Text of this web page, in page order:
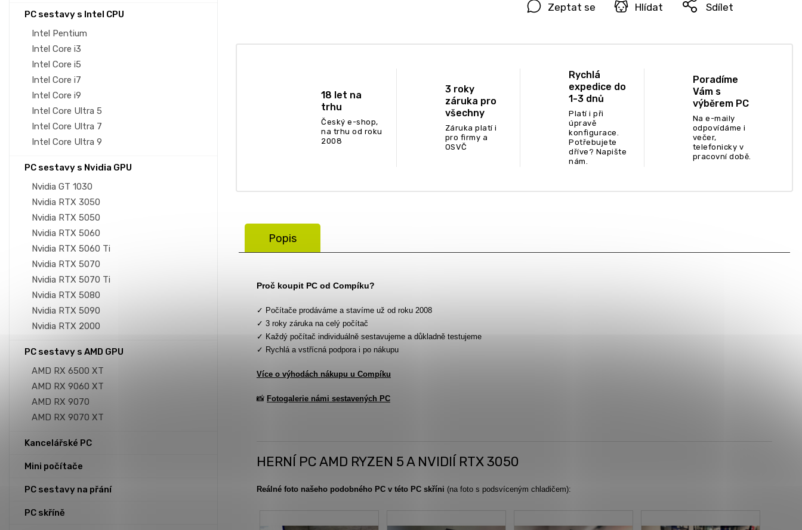
PC sestavy s Intel CPU
Intel Pentium
Intel Core i3
Intel Core i5
Intel Core i7
Intel Core i9
Intel Core Ultra 5
Intel Core Ultra 7
Intel Core Ultra 9
PC sestavy s Nvidia GPU
Nvidia GT 1030
Nvidia RTX 3050
Nvidia RTX 5050
Nvidia RTX 5060
Nvidia RTX 5060 Ti
Nvidia RTX 5070
Nvidia RTX 5070 Ti
Nvidia RTX 5080
Nvidia RTX 5090
Nvidia RTX 2000
PC sestavy s AMD GPU
AMD RX 6500 XT
AMD RX 9060 XT
AMD RX 9070
AMD RX 9070 XT
Kancelářské PC
Mini počítače
PC sestavy na přání
PC skříně
Zeptat se Hlídat Sdílet
18 let na
trhu
Český e-shop,
na trhu od roku
2008
3 roky
záruka pro
všechny
Záruka platí i
pro firmy a
OSVČ
Rychlá
expedice do
1-3 dnů
Platí i při
úpravě
konfigurace.
Potřebujete
dříve? Napište
nám.
Poradíme
Vám s
výběrem PC
Na e-maily
odpovídáme i
večer,
telefonicky v
pracovní době.
Popis
Proč koupit PC od Compíku?
✓ Počítače prodáváme a stavíme už od roku 2008
✓ 3 roky záruka na celý počítač
✓ Každý počítač individuálně sestavujeme a důkladně testujeme
✓ Rychlá a vstřícná podpora i po nákupu
Více o výhodách nákupu u Compíku
📸 Fotogalerie námi sestavených PC
HERNÍ PC AMD RYZEN 5 A NVIDIÍ RTX 3050
Reálné foto našeho podobného PC v této PC skříni (na foto s podsvíceným chladičem):